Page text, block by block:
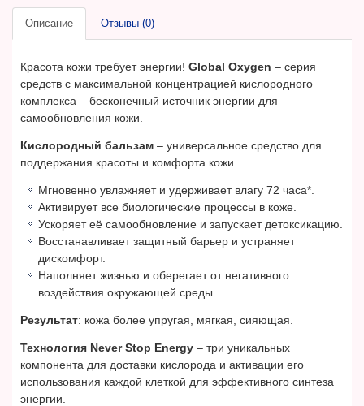
Описание Отзывы (0)
Красота кожи требует энергии! Global Oxygen – серия
средств с максимальной концентрацией кислородного
комплекса – бесконечный источник энергии для
самообновления кожи.
Кислородный бальзам – универсальное средство для
поддержания красоты и комфорта кожи.
Мгновенно увлажняет и удерживает влагу 72 часа*.
Активирует все биологические процессы в коже.
Ускоряет её самообновление и запускает детоксикацию.
Восстанавливает защитный барьер и устраняет
дискомфорт.
Наполняет жизнью и оберегает от негативного
воздействия окружающей среды.
Результат: кожа более упругая, мягкая, сияющая.
Технология Never Stop Energy – три уникальных
компонента для доставки кислорода и активации его
использования каждой клеткой для эффективного синтеза
энергии.